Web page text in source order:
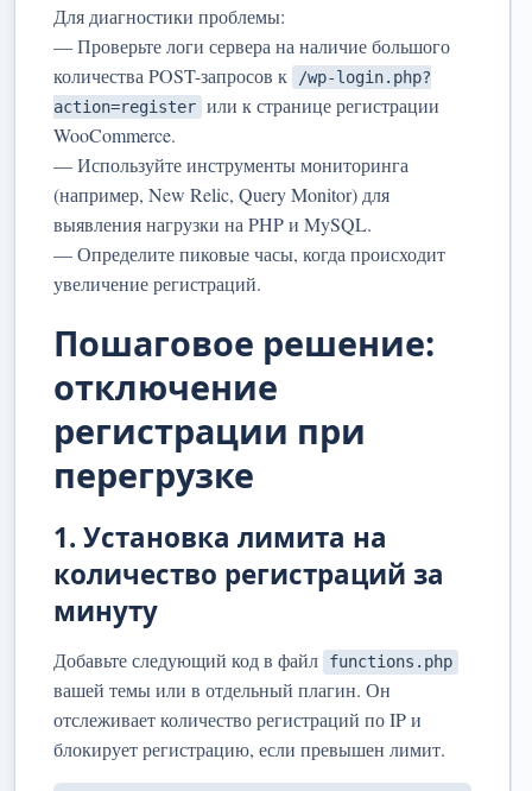
Для диагностики проблемы:
— Проверьте логи сервера на наличие большого
количества POST-запросов к
/wp-login.php?
action=register или к странице регистрации
WooCommerce.
— Используйте инструменты мониторинга
(например, New Relic, Query Monitor) для
выявления нагрузки на PHP и MySQL.
— Определите пиковые часы, когда происходит
увеличение регистраций.
Пошаговое решение:
отключение
регистрации при
перегрузке
1. Установка лимита на
количество регистраций за
минуту
Добавьте следующий код в файл functions.php
вашей темы или в отдельный плагин. Он
отслеживает количество регистраций по IP и
блокирует регистрацию, если превышен лимит.